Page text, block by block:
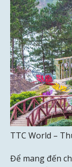
TTC World –
Để mang đến